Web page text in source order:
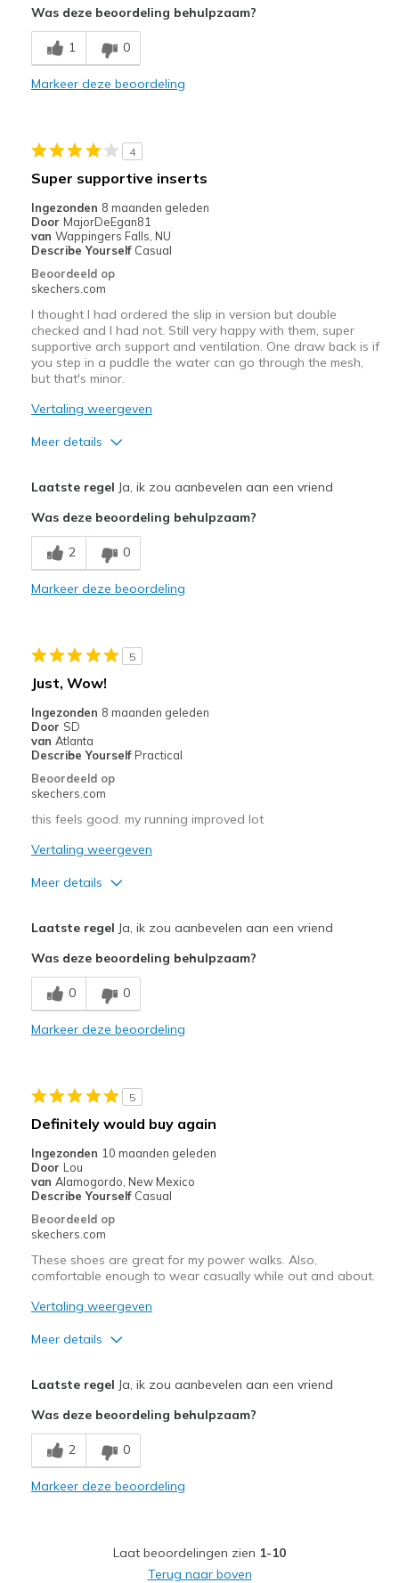
Minpunten
Need Break In
Beste toepassingen
Width
Feels true to width
View On Shoes
Shoes are for Wearing
Was deze beoordeling behulpzaam?
1 0
Markeer deze beoordeling
4
Super supportive inserts
Ingezonden 8 maanden geleden
Door MajorDeEgan81
van Wappingers Falls, NU
Describe Yourself Casual
Beoordeeld op
skechers.com
I thought I had ordered the slip in version but double
checked and I had not. Still very happy with them, super
supportive arch support and ventilation. One draw back is if
you step in a puddle the water can go through the mesh,
but that's minor.
Vertaling weergeven
Meer details
Breathe Well
Comfortable
Sizing
View On Shoes
Shoes are for Wearing
Laatste regel Ja, ik zou aanbevelen aan een vriend
Was deze beoordeling behulpzaam?
2 0
Markeer deze beoordeling
5
Just, Wow!
Ingezonden 8 maanden geleden
Door SD
van Atlanta
Describe Yourself Practical
Beoordeeld op
skechers.com
this feels good. my running improved lot
Vertaling weergeven
Meer details
Breathe Well
Comfortable
sports Activity
Width
Feels true to width
Sizing
View On Shoes
I'm Really Into Shoes
Laatste regel Ja, ik zou aanbevelen aan een vriend
Was deze beoordeling behulpzaam?
0 0
Markeer deze beoordeling
5
Definitely would buy again
Ingezonden 10 maanden geleden
Door Lou
van Alamogordo, New Mexico
Describe Yourself Casual
Beoordeeld op
skechers.com
These shoes are great for my power walks. Also,
comfortable enough to wear casually while out and about.
Vertaling weergeven
Meer details
Breathe Well
Comfortable
Beste toepassingen
Laatste regel Ja, ik zou aanbevelen aan een vriend
Was deze beoordeling behulpzaam?
2 0
Markeer deze beoordeling
Laat beoordelingen zien 1-10
Terug naar boven